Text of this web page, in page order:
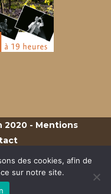
2020 - Mentions
pour la santé, à
- L’alcool ne doit
enceintes -
des cookies, afin de
sur notre site.